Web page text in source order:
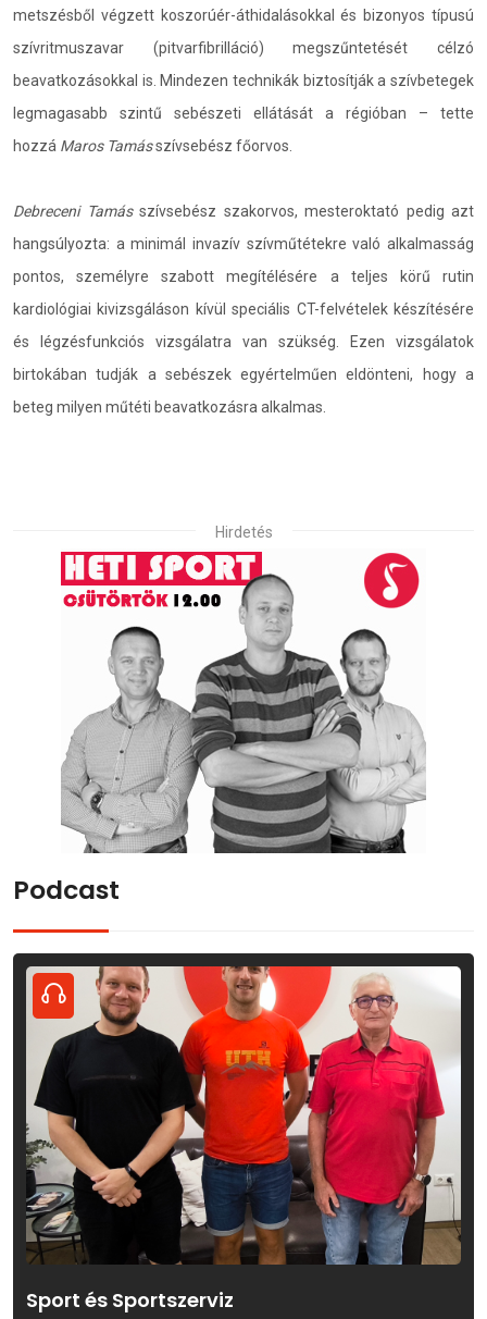
metszésből végzett koszorúér-áthidalásokkal és bizonyos típusú
szívritmuszavar (pitvarfibrilláció) megszűntetését célzó
beavatkozásokkal is. Mindezen technikák biztosítják a szívbetegek
legmagasabb szintű sebészeti ellátását a régióban – tette
hozzá Maros Tamásszívsebész főorvos.
Debreceni Tamásszívsebész szakorvos, mesteroktató pedig azt
hangsúlyozta: a minimál invazív szívműtétekre való alkalmasság
pontos, személyre szabott megítélésére a teljes körű rutin
kardiológiai kivizsgáláson kívül speciális CT-felvételek készítésére
és légzésfunkciós vizsgálatra van szükség. Ezen vizsgálatok
birtokában tudják a sebészek egyértelműen eldönteni, hogy a
beteg milyen műtéti beavatkozásra alkalmas.
Hirdetés
Podcast
Sport és Sportszerviz